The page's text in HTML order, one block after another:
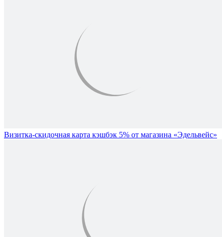
Визитка-скидочная карта кэшбэк 5% от магазина «Эдельвейс»